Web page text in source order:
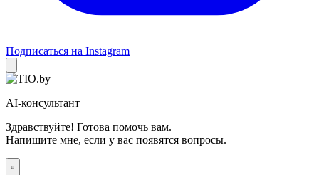
Подписаться на Instagram
AI-консультант
Здравствуйте! Готова помочь вам.
Напишите мне, если у вас появятся вопросы.